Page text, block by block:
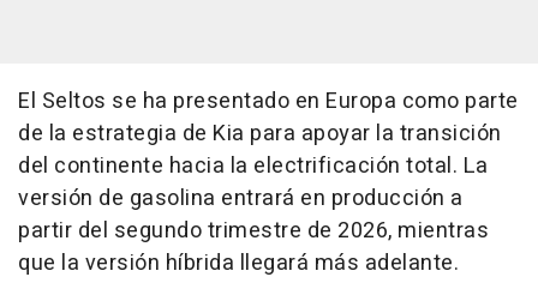
El Seltos se ha presentado en Europa como parte
de la estrategia de Kia para apoyar la transición
del continente hacia la electrificación total. La
versión de gasolina entrará en producción a
partir del segundo trimestre de 2026, mientras
que la versión híbrida llegará más adelante.